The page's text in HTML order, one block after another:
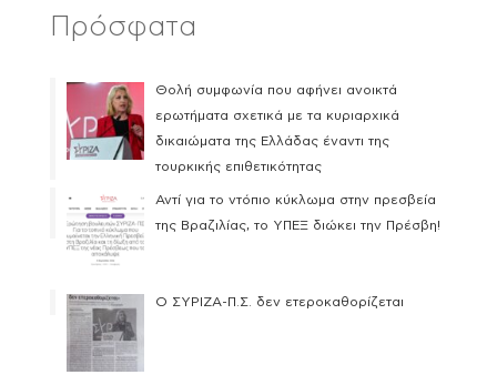
Πρόσφατα
Θολή συμφωνία που αφήνει ανοικτά
ερωτήματα σχετικά με τα κυριαρχικά
δικαιώματα της Ελλάδας έναντι της
τουρκικής επιθετικότητας
Αντί για το ντόπιο κύκλωμα στην πρεσβεία
της Βραζιλίας, το ΥΠΕΞ διώκει την Πρέσβη!
Ο ΣΥΡΙΖΑ-Π.Σ. δεν ετεροκαθορίζεται